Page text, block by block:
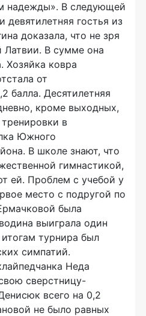
надежды». В следующей
девятилетняя гостья из
доказала, что не зря
Латвии. В сумме она
Хозяйка ковра
от
балла. Десятилетняя
кроме выходных,
в
Южного
В школе знают, что
гимнастикой,
ей. Проблем с учебой у
место с подругой по
была
выиграла один
турнира был
симпатий.
Неда
сверстницу-
всего на 0,2
не было равных